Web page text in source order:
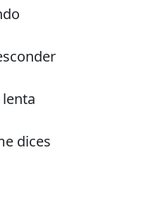
dices